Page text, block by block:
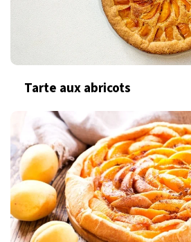
Tarte aux abricots